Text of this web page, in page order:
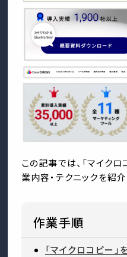
この記事では、「マイク
業内容・テクニックを紹介
作業手順
「マイクロコピー